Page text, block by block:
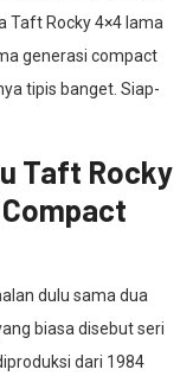
Taft Rocky 4×4 lama
generasi compact
tipis banget. Siap-
Taft Rocky
dulu sama dua
biasa disebut seri
dari 1984